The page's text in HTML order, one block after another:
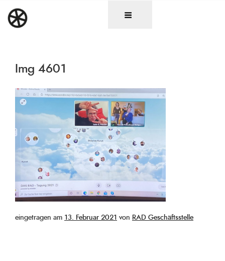
Inhalt
springen
Img 4601
eingetragen am Veröffentlicht
13. Februar 2021 von RAD Geschäftsstelle